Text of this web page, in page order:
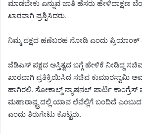
ಮಾಡಬೇಕು ಎನ್ನುವ ಜಾತಿ ಹೆಸರು ಹೇಳಿದಾಕ್ಷಣ
ಖಾರವಾಗಿ ಪ್ರಶ್ನಿಸಿದರು.
ನಿಮ್ಮ ಪಕ್ಷದ ಹಣೆಬರಹ ನೋಡಿ ಎಂದು ಪ್ರಿಯಾಂಕ್
ಜೆಡಿಎಸ್ ಪಕ್ಷದ ಅಸ್ತಿತ್ವದ ಬಗ್ಗೆ ಹೇಳಿಕೆ ನೀಡಿದ್ದ
ಖಾರವಾಗಿ ಪ್ರತಿಕ್ರಿಯಿಸಿದ ಸಚಿವ ಕುಮಾರಸ್ವಾಮಿ
ಹಾಗಿರಲಿ. ಸೋಕಾಲ್ಡ್ ನ್ಯಾಷನಲ್ ಪಾರ್ಟಿ ಕಾಂಗ್ರೆಸ್
ಮಹಾರಾಷ್ಟ್ರದಲ್ಲಿ ಯಾವ ಲೆವೆಲ್ಲಿಗೆ ಬಂದಿದೆ
ಎಂದು ತಿರುಗೇಟು ಕೊಟ್ಟರು.